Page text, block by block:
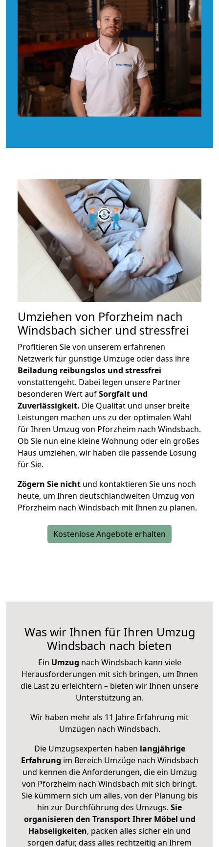
Umziehen von Pforzheim nach
Windsbach sicher und stressfrei
Profitieren Sie von unserem erfahrenen
Netzwerk für günstige Umzüge oder dass ihre
Beiladung reibungslos und stressfrei
vonstattengeht. Dabei legen unsere Partner
besonderen Wert aufSorgfalt und
Zuverlässigkeit. Die Qualität und unser breite
Leistungen machen uns zu der optimalen Wahl
für Ihren Umzug von Pforzheim nach Windsbach.
Ob Sie nun eine kleine Wohnung oder ein großes
Haus umziehen, wir haben die passende Lösung
für Sie.
Zögern Sie nicht und kontaktieren Sie uns noch
heute, um Ihren deutschlandweiten Umzug von
Pforzheim nach Windsbach mit Ihnen zu planen.
Kostenlose Angebote erhalten
Was wir Ihnen für Ihren Umzug
Windsbach nach bieten
Ein Umzug nach Windsbach kann viele
Herausforderungen mit sich bringen, um Ihnen
die Last zu erleichtern – bieten wir Ihnen unsere
Unterstützung an.
Wir haben mehr als 11 Jahre Erfahrung mit
Umzügen nach Windsbach.
Die Umzugsexperten haben langjährige
Erfahrung im Bereich Umzüge nach Windsbach
und kennen die Anforderungen, die ein Umzug
von Pforzheim nach Windsbach mit sich bringt.
Sie kümmern sich um alles, von der Planung bis
hin zur Durchführung des Umzugs. Sie
organisieren den Transport Ihrer Möbel und
Habseligkeiten, packen alles sicher ein und
sorgen dafür, dass alles rechtzeitig an Ihrem